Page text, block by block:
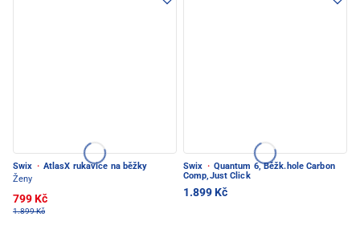
Swix · AtlasX rukavice na běžky
Ženy
799 Kč
1.899 Kč
Swix · Quantum 6, Běžk.hole Carbon
Comp,Just Click
1.899 Kč